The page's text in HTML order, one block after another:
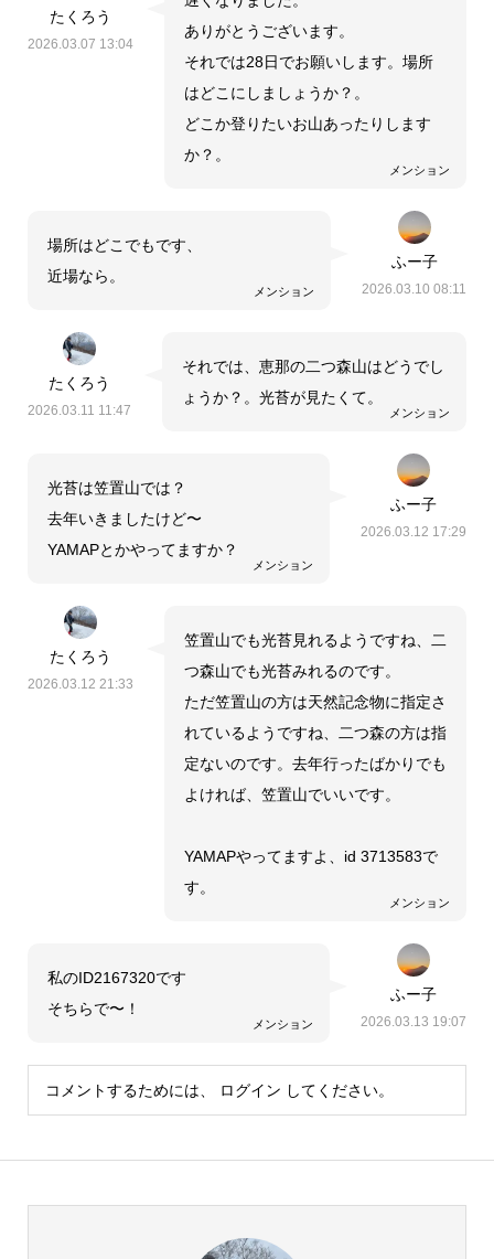
たくろう
2026.03.07 13:04
メンション
ありがとうございます。
それでは28日でお願いします。場所
はどこにしましょうか？。
どこか登りたいお山あったりします
か？。
ふー子
2026.03.10 08:11
メンション
場所はどこでもです、
近場なら。
たくろう
2026.03.11 11:47 メンション
それでは、恵那の二つ森山はどうでし
ょうか？。光苔が見たくて。
ふー子
2026.03.12 17:29
メンション
光苔は笠置山では？
去年いきましたけど〜
YAMAPとかやってますか？
たくろう
2026.03.12 21:33
メンション
笠置山でも光苔見れるようですね、二
つ森山でも光苔みれるのです。
ただ笠置山の方は天然記念物に指定さ
れているようですね、二つ森の方は指
定ないのです。去年行ったばかりでも
よければ、笠置山でいいです。
YAMAPやってますよ、id 3713583で
す。
ふー子
2026.03.13 19:07
メンション
私のID2167320です
そちらで〜！
コメントするためには、 ログイン してください。